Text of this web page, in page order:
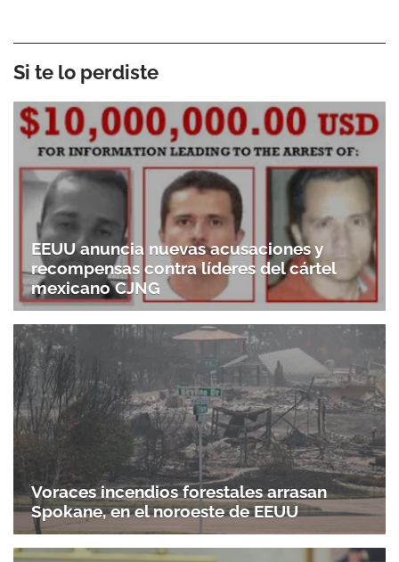
Si te lo perdiste
EEUU anuncia nuevas acusaciones y
recompensas contra líderes del cártel
mexicano CJNG
Voraces incendios forestales arrasan
Spokane, en el noroeste de EEUU